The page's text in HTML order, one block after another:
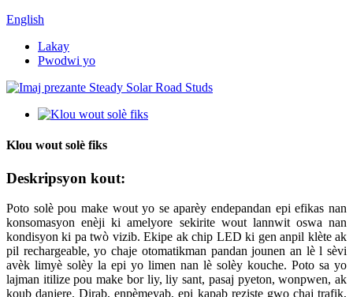
English
Lakay
Pwodwi yo
Klou wout solè fiks
Deskripsyon kout:
Poto solè pou make wout yo se aparèy endepandan epi efikas nan
konsomasyon enèji ki amelyore sekirite wout lannwit oswa nan
kondisyon ki pa twò vizib. Ekipe ak chip LED ki gen anpil klète ak
pil rechargeable, yo chaje otomatikman pandan jounen an lè l sèvi
avèk limyè solèy la epi yo limen nan lè solèy kouche. Poto sa yo
lajman itilize pou make bor liy, liy sant, pasaj pyeton, wonpwen, ak
koub danjere. Dirab, enpèmeyab, epi kapab reziste gwo chaj trafik,